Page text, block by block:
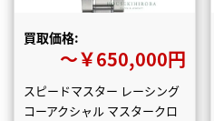
買取価格:
〜￥650,000円
スピードマスター レーシング
コーアクシャル マスタークロ